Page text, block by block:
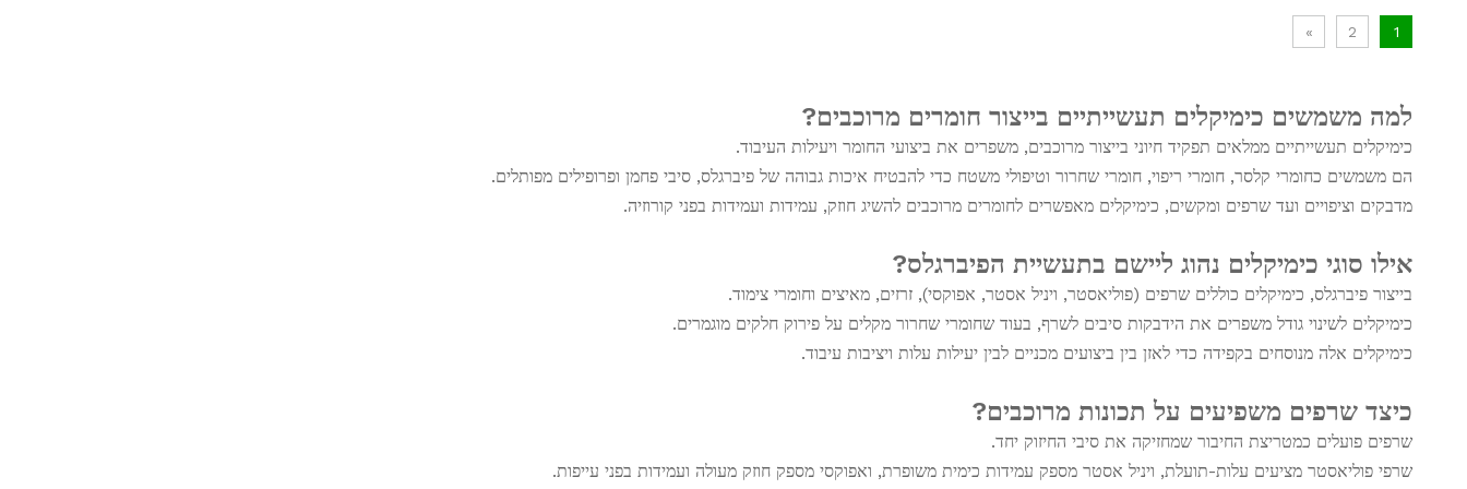
1
2
»
למה משמשים כימיקלים תעשייתיים בייצור חומרים מרוכבים?
כימיקלים תעשייתיים ממלאים תפקיד חיוני בייצור מרוכבים, משפרים את ביצועי החומר ויעילות העיבוד.
הם משמשים כחומרי קלסר, חומרי ריפוי, חומרי שחרור וטיפולי משטח כדי להבטיח איכות גבוהה של פיברגלס, סיבי פחמן ופרופילים מפותלים.
מדבקים וציפויים ועד שרפים ומקשים, כימיקלים מאפשרים לחומרים מרוכבים להשיג חוזק, עמידות ועמידות בפני קורוזיה.
אילו סוגי כימיקלים נהוג ליישם בתעשיית הפיברגלס?
בייצור פיברגלס, כימיקלים כוללים שרפים (פוליאסטר, ויניל אסטר, אפוקסי), זרזים, מאיצים וחומרי צימוד.
כימיקלים לשינוי גודל משפרים את הידבקות סיבים לשרף, בעוד שחומרי שחרור מקלים על פירוק חלקים מוגמרים.
כימיקלים אלה מנוסחים בקפידה כדי לאזן בין ביצועים מכניים לבין יעילות עלות ויציבות עיבוד.
כיצד שרפים משפיעים על תכונות מרוכבים?
שרפים פועלים כמטריצת החיבור שמחזיקה את סיבי החיזוק יחד.
שרפי פוליאסטר מציעים עלות-תועלת, ויניל אסטר מספק עמידות כימית משופרת, ואפוקסי מספק חוזק מעולה ועמידות בפני עייפות.